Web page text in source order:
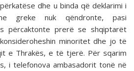
dhe u binda që deklarimi i
greke nuk qëndronte, pasi
përcaktonte prerë se shqiptarët
minoritet dhe jo të
e Thrakës, e të tjerë. Për sqarim
i telefonova ambasadorit tonë në